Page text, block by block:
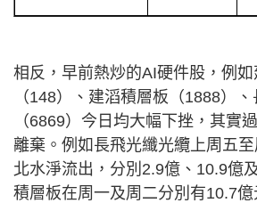
相反，早前熱炒的AI硬件股，例如
（148）、建滔積層板（1888）
（6869）今日均大幅下挫，其實
離棄。例如長飛光纖光纜上周五
北水淨流出，分別2.9億、10.9億
積層板在周一及周二分別有10.7